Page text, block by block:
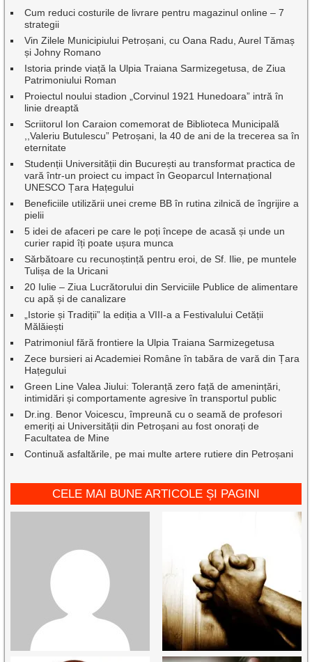
Cum reduci costurile de livrare pentru magazinul online – 7
strategii
Vin Zilele Municipiului Petroșani, cu Oana Radu, Aurel Tămaș
și Johny Romano
Istoria prinde viață la Ulpia Traiana Sarmizegetusa, de Ziua
Patrimoniului Roman
Proiectul noului stadion „Corvinul 1921 Hunedoara” intră în
linie dreaptă
Scriitorul Ion Caraion comemorat de Biblioteca Municipală
,,Valeriu Butulescu” Petroșani, la 40 de ani de la trecerea sa în
eternitate
Studenții Universității din București au transformat practica de
vară într-un proiect cu impact în Geoparcul Internațional
UNESCO Țara Hațegului
Beneficiile utilizării unei creme BB în rutina zilnică de îngrijire a
pielii
5 idei de afaceri pe care le poți începe de acasă și unde un
curier rapid îți poate ușura munca
Sărbătoare cu recunoștință pentru eroi, de Sf. Ilie, pe muntele
Tulișa de la Uricani
20 Iulie – Ziua Lucrătorului din Serviciile Publice de alimentare
cu apă și de canalizare
„Istorie și Tradiții” la ediția a VIII-a a Festivalului Cetății
Mălăiești
Patrimoniul fără frontiere la Ulpia Traiana Sarmizegetusa
Zece bursieri ai Academiei Române în tabăra de vară din Țara
Hațegului
Green Line Valea Jiului: Toleranță zero față de amenințări,
intimidări și comportamente agresive în transportul public
Dr.ing. Benor Voicescu, împreună cu o seamă de profesori
emeriți ai Universității din Petroșani au fost onorați de
Facultatea de Mine
Continuă asfaltările, pe mai multe artere rutiere din Petroșani
CELE MAI BUNE ARTICOLE ȘI PAGINI